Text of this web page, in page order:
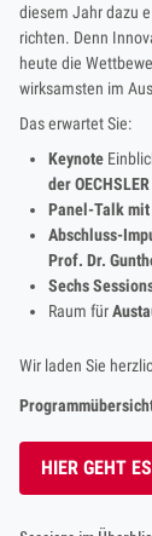
diesem Jahr dazu
richten. Denn
heute die
wirksamsten im
Das erwartet Sie:
Keynote
der OECHSLER
Panel-Talk mit
Abschluss-
Prof. Dr.
Sechs
Raum für
Wir laden Sie
HIER GEHT